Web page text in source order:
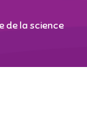
de la science